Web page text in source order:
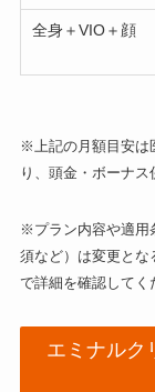
全身＋VIO＋顔
※上記の月額目安は
り、頭金・ボーナス
※プラン内容や適用
須など）は変更とな
で詳細を確認してく
エミナルク